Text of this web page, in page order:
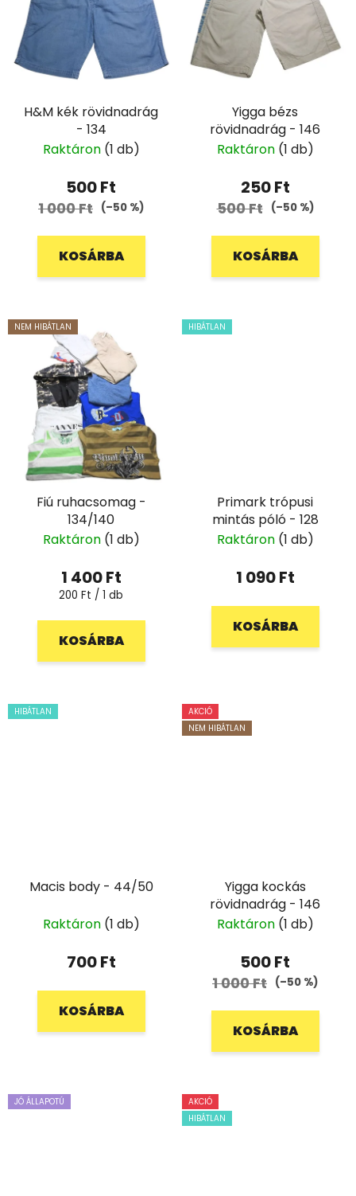
H&M kék rövidnadrág
- 134
Raktáron (1 db)
500 Ft
1 000 Ft (–50 %)
KOSÁRBA
Yigga bézs
rövidnadrág - 146
Raktáron (1 db)
250 Ft
500 Ft (–50 %)
KOSÁRBA
NEM HIBÁTLAN
Fiú ruhacsomag -
134/140
Raktáron (1 db)
1 400 Ft
Egységár:
200 Ft / 1 db
KOSÁRBA
HIBÁTLAN
Primark trópusi
mintás póló - 128
Raktáron (1 db)
1 090 Ft
KOSÁRBA
HIBÁTLAN
Macis body - 44/50
Raktáron (1 db)
700 Ft
KOSÁRBA
AKCIÓ
NEM HIBÁTLAN
Yigga kockás
rövidnadrág - 146
Raktáron (1 db)
500 Ft
1 000 Ft (–50 %)
KOSÁRBA
JÓ ÁLLAPOTÚ
AKCIÓ
HIBÁTLAN